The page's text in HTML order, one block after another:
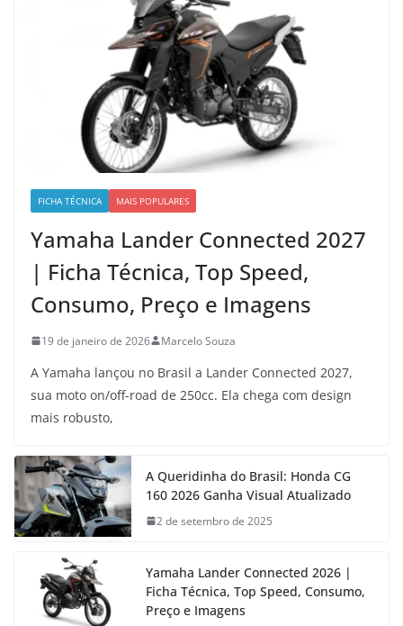
FICHA TÉCNICA MAIS POPULARES
Yamaha Lander Connected 2027
| Ficha Técnica, Top Speed,
Consumo, Preço e Imagens
19 de janeiro de 2026 Marcelo Souza
A Yamaha lançou no Brasil a Lander Connected 2027,
sua moto on/off-road de 250cc. Ela chega com design
mais robusto,
A Queridinha do Brasil: Honda CG
160 2026 Ganha Visual Atualizado
2 de setembro de 2025
Yamaha Lander Connected 2026 |
Ficha Técnica, Top Speed, Consumo,
Preço e Imagens